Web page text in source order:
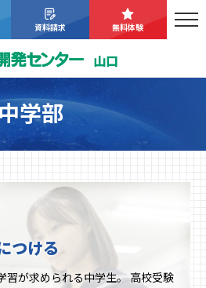
山口
資料請求 無料体験
学部
つける
習が求められる中学生。 高校受験